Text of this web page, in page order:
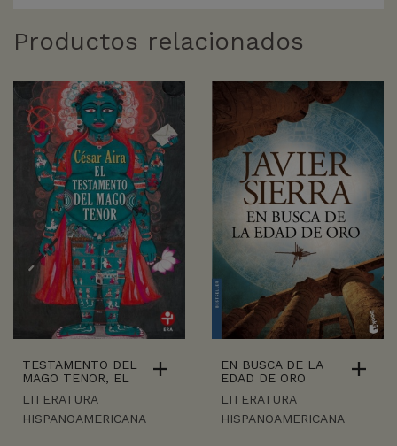
Productos relacionados
TESTAMENTO DEL
MAGO TENOR, EL
LITERATURA
HISPANOAMERICANA
EN BUSCA DE LA
EDAD DE ORO
LITERATURA
HISPANOAMERICANA